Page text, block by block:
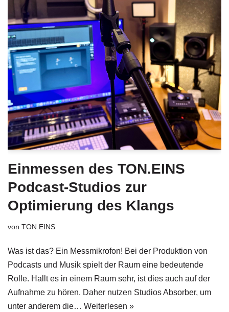
Einmessen des TON.EINS
Podcast-Studios zur
Optimierung des Klangs
von TON.EINS
Was ist das? Ein Messmikrofon! Bei der Produktion von
Podcasts und Musik spielt der Raum eine bedeutende
Rolle. Hallt es in einem Raum sehr, ist dies auch auf der
Aufnahme zu hören. Daher nutzen Studios Absorber, um
unter anderem die… Weiterlesen »